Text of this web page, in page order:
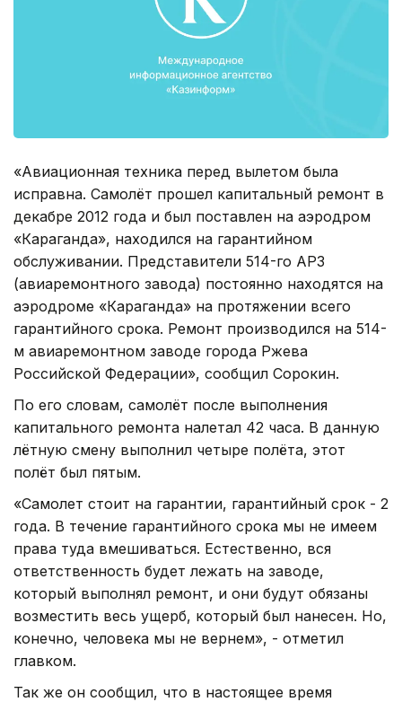
«Авиационная техника перед вылетом была
исправна. Самолёт прошел капитальный ремонт в
декабре 2012 года и был поставлен на аэродром
«Караганда», находился на гарантийном
обслуживании. Представители 514-го АРЗ
(авиаремонтного завода) постоянно находятся на
аэродроме «Караганда» на протяжении всего
гарантийного срока. Ремонт производился на 514-
м авиаремонтном заводе города Ржева
Российской Федерации», сообщил Сорокин.
По его словам, самолёт после выполнения
капитального ремонта налетал 42 часа. В данную
лётную смену выполнил четыре полёта, этот
полёт был пятым.
«Самолет стоит на гарантии, гарантийный срок - 2
года. В течение гарантийного срока мы не имеем
права туда вмешиваться. Естественно, вся
ответственность будет лежать на заводе,
который выполнял ремонт, и они будут обязаны
возместить весь ущерб, который был нанесен. Но,
конечно, человека мы не вернем», - отметил
главком.
Так же он сообщил, что в настоящее время